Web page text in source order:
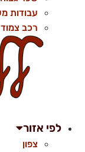
עבודות
רכב צמוד
לפי אזור
צפון